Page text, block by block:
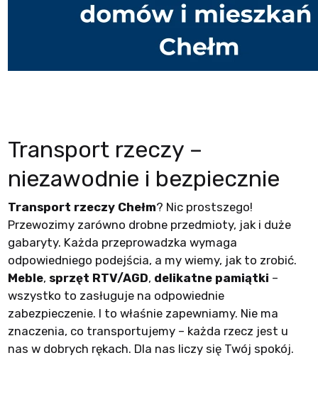
Transport rzeczy –
niezawodnie i bezpiecznie
Transport rzeczy Chełm? Nic prostszego!
Przewozimy zarówno drobne przedmioty, jak i duże
gabaryty. Każda przeprowadzka wymaga
odpowiedniego podejścia, a my wiemy, jak to zrobić.
Meble, sprzęt RTV/AGD, delikatne pamiątki –
wszystko to zasługuje na odpowiednie
zabezpieczenie. I to właśnie zapewniamy. Nie ma
znaczenia, co transportujemy – każda rzecz jest u
nas w dobrych rękach. Dla nas liczy się Twój spokój.